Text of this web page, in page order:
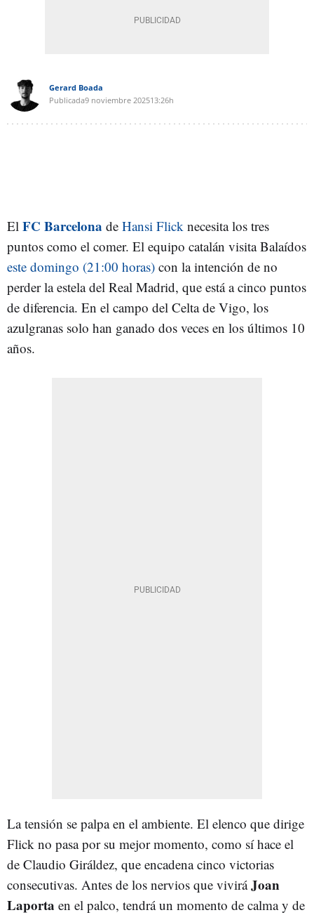
Gerard Boada
Publicada9 noviembre 202513:26h
El FC Barcelona de Hansi Flick necesita los tres
puntos como el comer. El equipo catalán visita Balaídos
este domingo (21:00 horas) con la intención de no
perder la estela del Real Madrid, que está a cinco puntos
de diferencia. En el campo del Celta de Vigo, los
azulgranas solo han ganado dos veces en los últimos 10
años.
La tensión se palpa en el ambiente. El elenco que dirige
Flick no pasa por su mejor momento, como sí hace el
de Claudio Giráldez, que encadena cinco victorias
consecutivas. Antes de los nervios que viviráJoan
Laporta en el palco, tendrá un momento de calma y de